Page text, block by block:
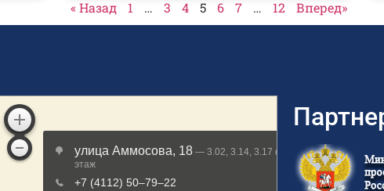
« Назад 1 … 3 4 5 6 7 … 12 Вперед»